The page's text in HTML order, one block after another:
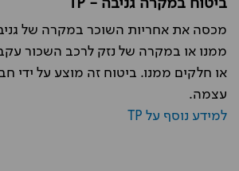
ביטוח במקרה גניבה - TP
מכסה את אחריות השוכר במקרה של
ממנו או במקרה של נזק לרכב השכור עקב
או חלקים ממנו. ביטוח זה מוצע על ידי
עצמה.
למידע נוסף על TP